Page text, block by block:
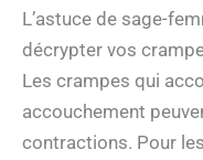
L’astuce de sage-
décrypter vos
Les crampes qui
accouchement
contractions. Pour